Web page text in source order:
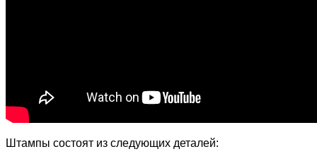
Штампы состоят из следующих деталей: